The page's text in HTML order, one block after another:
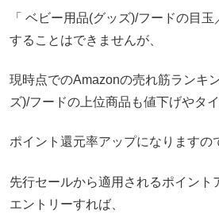
「 ベビー用品(グッズ)/フードの目
することはできませんが、
現時点でのAmazonの売れ筋ランキ
ズ)/フードの上位商品も値下げやタ
ポイント還元率アップになりますの
先行セールから適用されるポイント
エントリーすれば、